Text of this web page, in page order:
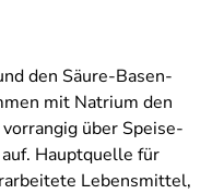
den Säure-Basen-
mit Natrium den
über Speise-
Hauptquelle für
Lebensmittel,